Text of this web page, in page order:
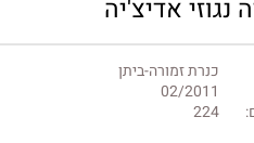
נגוזי אדיצ'יה
כנרת זמורה-ביתן
02/2011
224